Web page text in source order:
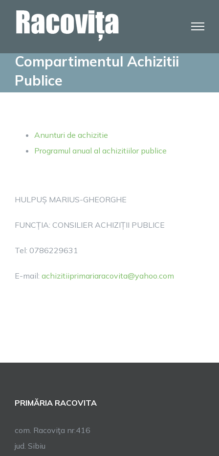
Compartimentul Achizitii
Publice
Anunturi de achizitie
Programul anual al achizitiilor publice
HULPUȘ MARIUS-GHEORGHE
FUNCȚIA: CONSILIER ACHIZIȚII PUBLICE
Tel: 0786229631
E-mail: achizitiiprimariaracovita@yahoo.com
PRIMĂRIA RACOVITA
com. Racoviţa nr.416
jud. Sibiu